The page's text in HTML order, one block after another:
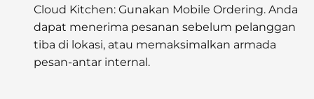
Cloud Kitchen: Gunakan Mobile Ordering. Anda
dapat menerima pesanan sebelum pelanggan
tiba di lokasi, atau memaksimalkan armada
pesan-antar internal.